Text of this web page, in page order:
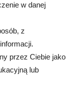
w danej
z
przez Ciebie jako
lub